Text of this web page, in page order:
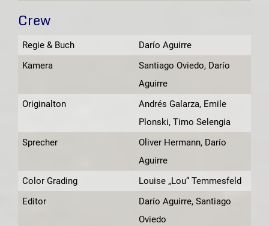
Crew
Regie & Buch
Darío Aguirre
Kamera
Santiago Oviedo, Darío
Aguirre
Originalton
Andrés Galarza, Emile
Plonski, Timo Selengia
Sprecher
Oliver Hermann, Darío
Aguirre
Color Grading
Louise „Lou“ Temmesfeld
Editor
Darío Aguirre, Santiago
Oviedo